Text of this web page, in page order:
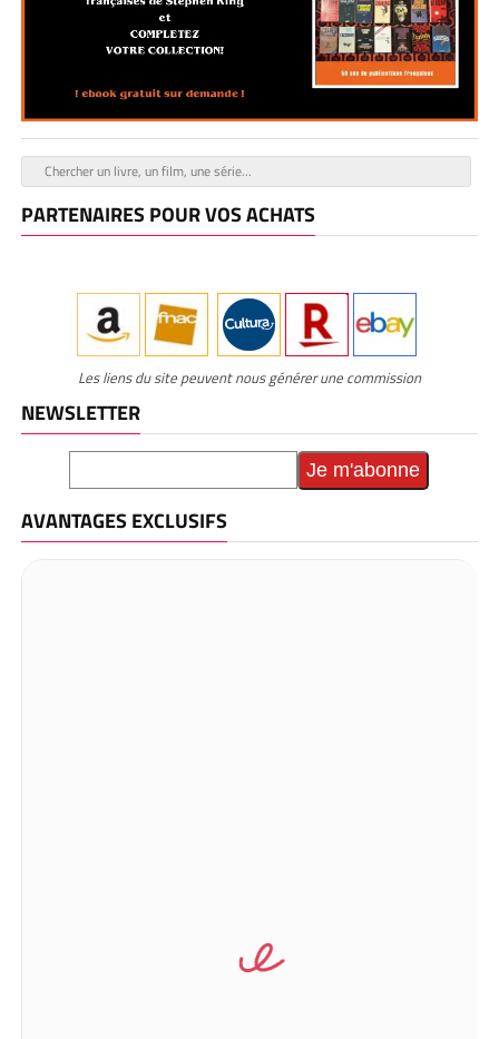
PARTENAIRES POUR VOS ACHATS
Les liens du site peuvent nous générer une commission
NEWSLETTER
AVANTAGES EXCLUSIFS